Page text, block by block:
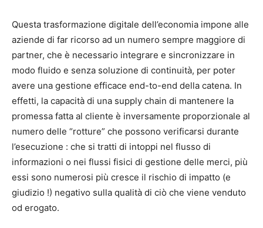
Questa trasformazione digitale dell’economia impone alle
aziende di far ricorso ad un numero sempre maggiore di
partner, che è necessario integrare e sincronizzare in
modo fluido e senza soluzione di continuità, per poter
avere una gestione efficace end-to-end della catena. In
effetti, la capacità di una supply chain di mantenere la
promessa fatta al cliente è inversamente proporzionale al
numero delle “rotture” che possono verificarsi durante
l’esecuzione : che si tratti di intoppi nel flusso di
informazioni o nei flussi fisici di gestione delle merci, più
essi sono numerosi più cresce il rischio di impatto (e
giudizio !) negativo sulla qualità di ciò che viene venduto
od erogato.